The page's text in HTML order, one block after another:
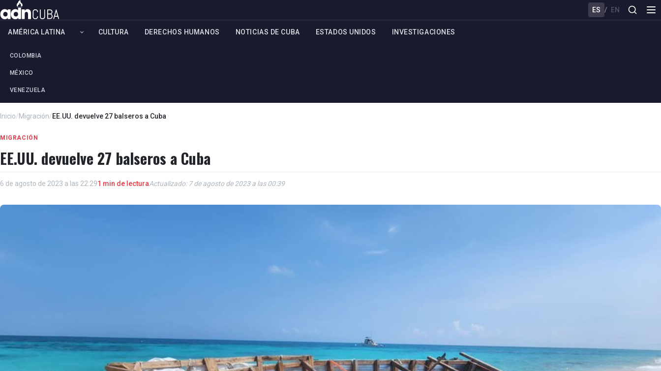
ES / EN
AMÉRICA LATINA
COLOMBIA
MÉXICO
VENEZUELA
CULTURA DERECHOS HUMANOS NOTICIAS DE CUBA ESTADOS UNIDOS INVESTIGACIONES
Inicio/Migración/EE.UU. devuelve 27 balseros a Cuba
MIGRACIÓN
EE.UU. devuelve 27 balseros a Cuba
6 de agosto de 2023 a las 22:291 min de lecturaActualizado: 7 de agosto de 2023 a las 00:39